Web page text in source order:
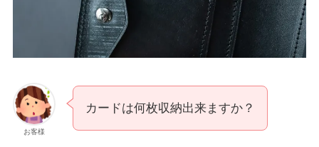
お客様
カードは何枚収納出来ますか？